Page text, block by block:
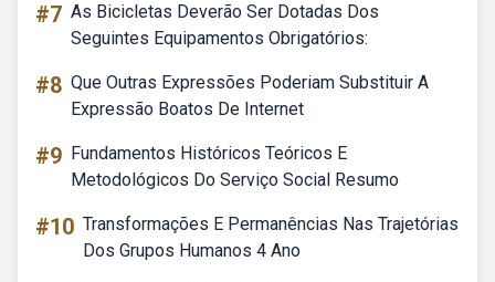
#7 As Bicicletas Deverão Ser Dotadas Dos
Seguintes Equipamentos Obrigatórios:
#8 Que Outras Expressões Poderiam Substituir A
Expressão Boatos De Internet
#9 Fundamentos Históricos Teóricos E
Metodológicos Do Serviço Social Resumo
#10 Transformações E Permanências Nas Trajetórias
Dos Grupos Humanos 4 Ano